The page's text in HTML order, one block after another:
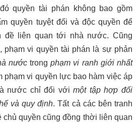
quyền tài phán không bao gồm
quyền tuyệt đối và độc quyền để
đề liên quan tới nhà nước. Cũng
phạm vi quyền tài phán là sự phản
nướctrongphạm vi ranh giới nhất
phạm vi quyền lực bao hàm việc áp
nước chỉ đối vớimột tập hợp đối
và quy định. Tất cả các bên tranh
chủ quyền cũng đồng thời liên quan